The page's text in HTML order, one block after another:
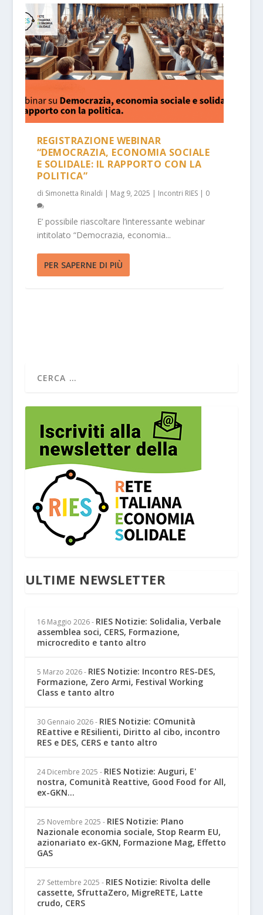
REGISTRAZIONE WEBINAR
“DEMOCRAZIA, ECONOMIA SOCIALE
E SOLIDALE: IL RAPPORTO CON LA
POLITICA”
di Simonetta Rinaldi | Mag 9, 2025 | Incontri RIES| 0
E’ possibile riascoltare l’interessante webinar
intitolato “Democrazia, economia...
PER SAPERNE DI PIÙ
ULTIME NEWSLETTER
16 Maggio 2026 - RIES Notizie: Solidalia, Verbale
assemblea soci, CERS, Formazione,
microcredito e tanto altro
5 Marzo 2026 - RIES Notizie: Incontro RES-DES,
Formazione, Zero Armi, Festival Working
Class e tanto altro
30 Gennaio 2026 - RIES Notizie: COmunità
REattive e REsilienti, Diritto al cibo, incontro
RES e DES, CERS e tanto altro
24 Dicembre 2025 - RIES Notizie: Auguri, E'
nostra, Comunità Reattive, Good Food for All,
ex-GKN...
25 Novembre 2025 - RIES Notizie: PIano
Nazionale economia sociale, Stop Rearm EU,
azionariato ex-GKN, Formazione Mag, Effetto
GAS
27 Settembre 2025 - RIES Notizie: Rivolta delle
cassette, SfruttaZero, MigreRETE, Latte
crudo, CERS